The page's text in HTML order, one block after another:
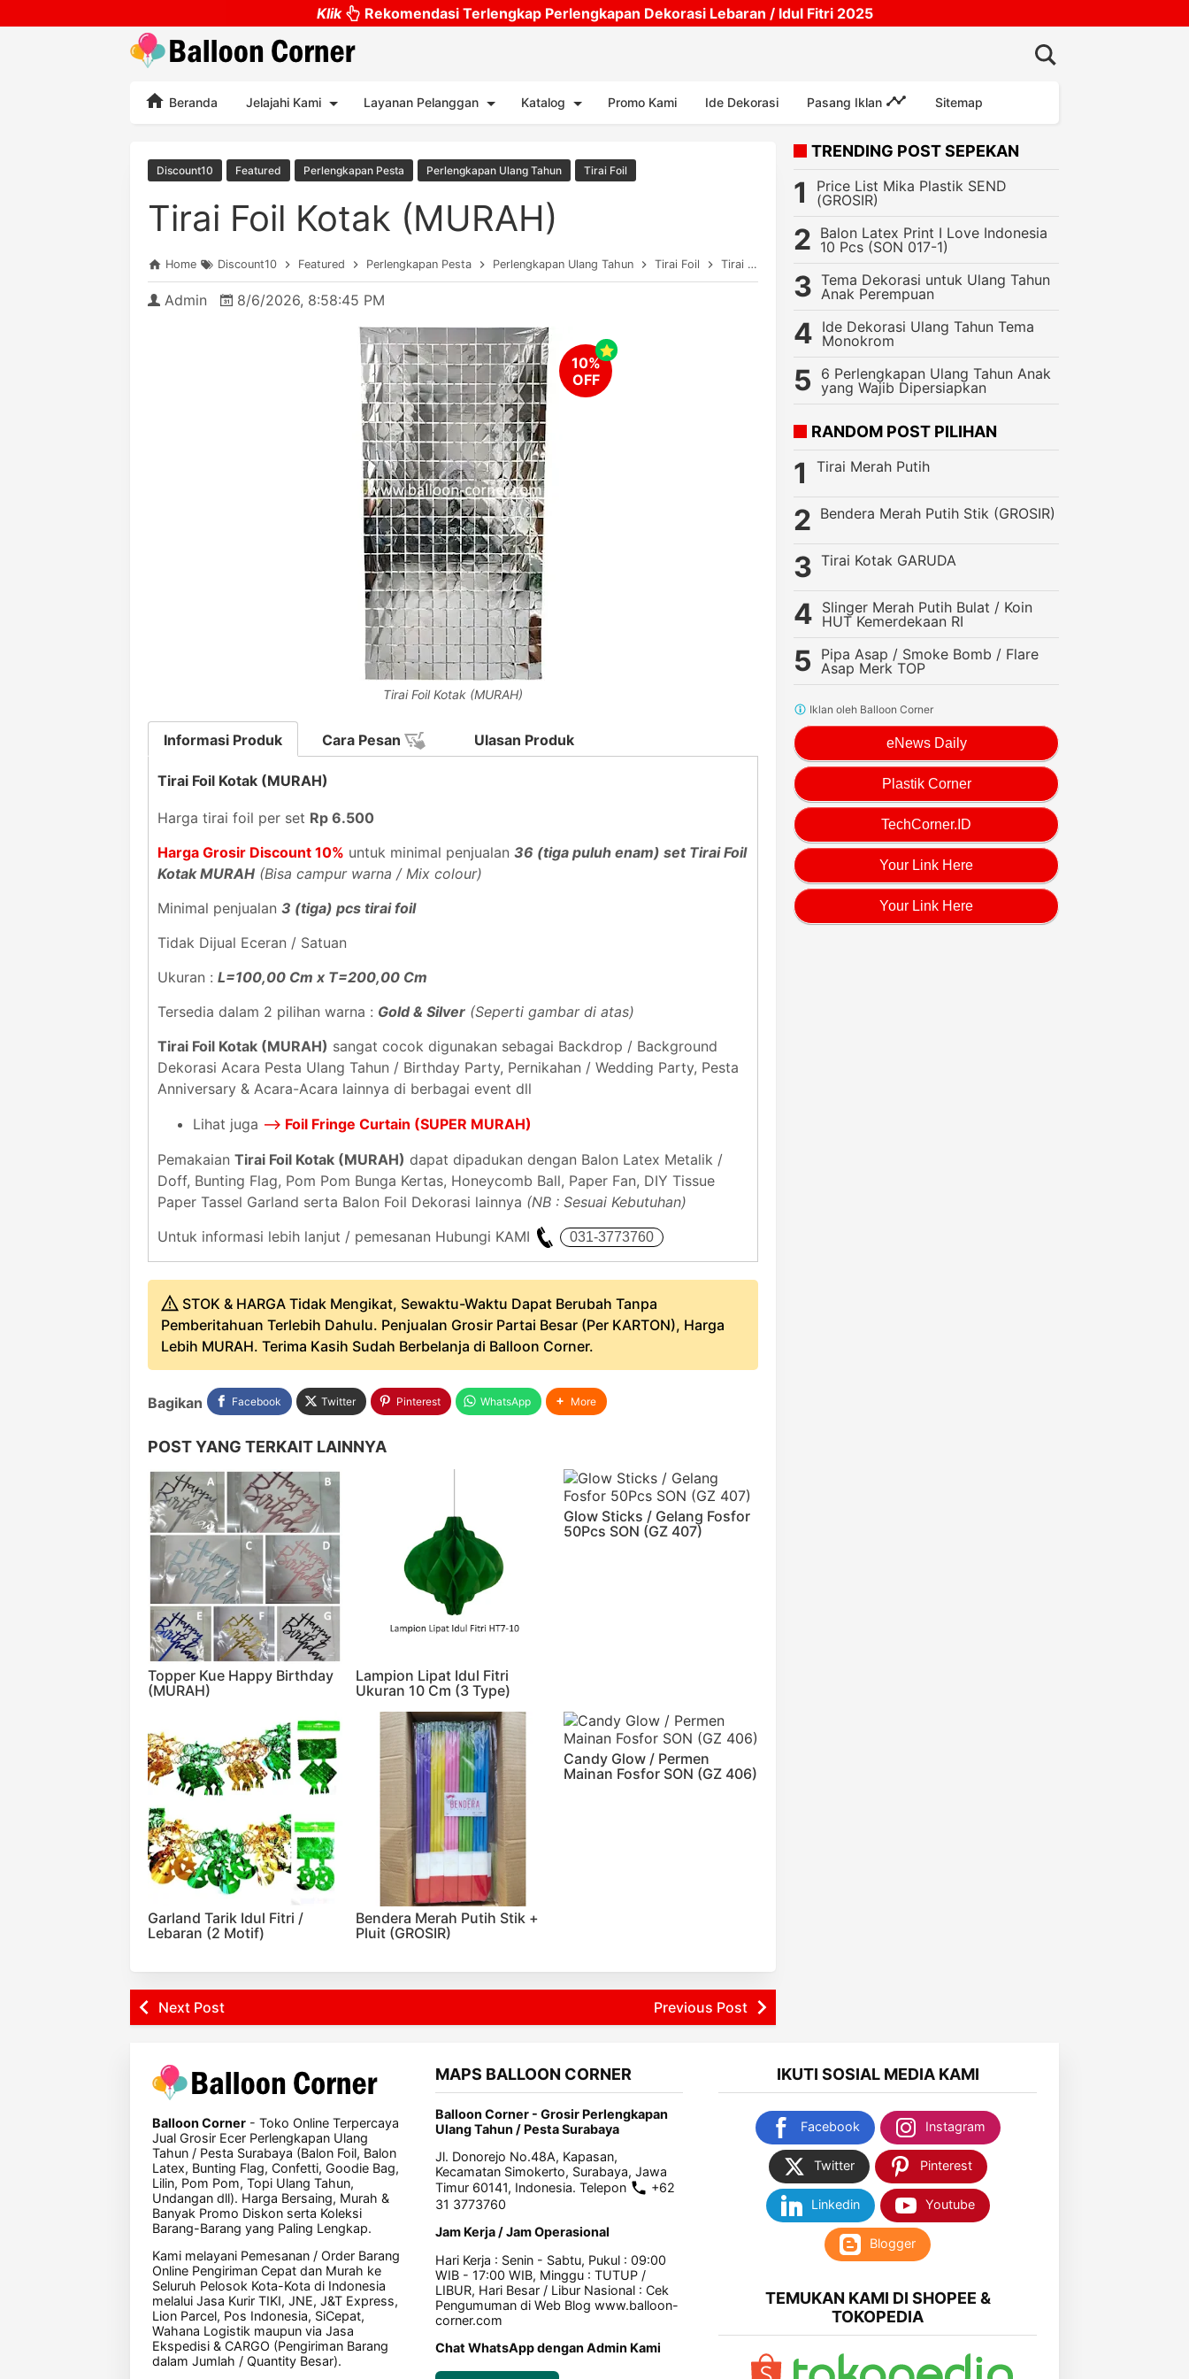
Skip to main content
Klik Rekomendasi Terlengkap Perlengkapan Dekorasi Lebaran / Idul Fitri 2025
Beranda Jelajahi Kami Layanan Pelanggan Katalog Promo Kami Ide Dekorasi Pasang Iklan Sitemap
Discount10 Featured Perlengkapan Pesta Perlengkapan Ulang Tahun Tirai Foil
Tirai Foil Kotak (MURAH)
Home Discount10 Featured Perlengkapan Pesta Perlengkapan Ulang Tahun Tirai Foil Tirai Foil Kotak (MURAH)
Admin 8/6/2026, 8:58:45 PM
Tirai Foil Kotak (MURAH)
Informasi Produk
Tirai Foil Kotak (MURAH)
Harga tirai foil per set Rp 6.500
Harga Grosir Discount 10% untuk minimal penjualan 36 (tiga puluh enam) set Tirai Foil
Kotak MURAH (Bisa campur warna / Mix colour)
Minimal penjualan 3 (tiga) pcs tirai foil
Tidak Dijual Eceran / Satuan
Ukuran : L=100,00 Cm x T=200,00 Cm
Tersedia dalam 2 pilihan warna : Gold & Silver (Seperti gambar di atas)
Tirai Foil Kotak (MURAH) sangat cocok digunakan sebagai Backdrop / Background
Dekorasi Acara Pesta Ulang Tahun / Birthday Party, Pernikahan / Wedding Party, Pesta
Anniversary & Acara-Acara lainnya di berbagai event dll
Lihat juga --> Foil Fringe Curtain (SUPER MURAH)
Pemakaian Tirai Foil Kotak (MURAH) dapat dipadukan dengan Balon Latex Metalik /
Doff, Bunting Flag, Pom Pom Bunga Kertas, Honeycomb Ball, Paper Fan, DIY Tissue
Paper Tassel Garland serta Balon Foil Dekorasi lainnya (NB : Sesuai Kebutuhan)
Untuk informasi lebih lanjut / pemesanan Hubungi KAMI
Cara Pesan Ulasan Produk
STOK & HARGA Tidak Mengikat, Sewaktu-Waktu Dapat Berubah Tanpa
Pemberitahuan Terlebih Dahulu. Penjualan Grosir Partai Besar (Per KARTON), Harga
Lebih MURAH. Terima Kasih Sudah Berbelanja di Balloon Corner.
Bagikan Facebook Twitter Pinterest WhatsApp More
POST YANG TERKAIT LAINNYA
Topper Kue Happy Birthday
(MURAH)
Lampion Lipat Idul Fitri
Ukuran 10 Cm (3 Type)
Glow Sticks / Gelang Fosfor
50Pcs SON (GZ 407)
Garland Tarik Idul Fitri /
Lebaran (2 Motif)
Bendera Merah Putih Stik +
Pluit (GROSIR)
Candy Glow / Permen
Mainan Fosfor SON (GZ 406)
Next Post Previous Post
TRENDING POST SEPEKAN
Price List Mika Plastik SEND
(GROSIR)
Balon Latex Print I Love Indonesia
10 Pcs (SON 017-1)
Tema Dekorasi untuk Ulang Tahun
Anak Perempuan
Ide Dekorasi Ulang Tahun Tema
Monokrom
6 Perlengkapan Ulang Tahun Anak
yang Wajib Dipersiapkan
RANDOM POST PILIHAN
Tirai Merah Putih
Bendera Merah Putih Stik (GROSIR)
Tirai Kotak GARUDA
Slinger Merah Putih Bulat / Koin
HUT Kemerdekaan RI
Pipa Asap / Smoke Bomb / Flare
Asap Merk TOP
eNews Daily
Plastik Corner
TechCorner.ID
Your Link Here
Your Link Here
Iklan oleh Balloon Corner
Balloon Corner - Toko Online Terpercaya
Jual Grosir Ecer Perlengkapan Ulang
Tahun / Pesta Surabaya (Balon Foil, Balon
Latex, Bunting Flag, Confetti, Goodie Bag,
Lilin, Pom Pom, Topi Ulang Tahun,
Undangan dll). Harga Bersaing, Murah &
Banyak Promo Diskon serta Koleksi
Barang-Barang yang Paling Lengkap.
Kami melayani Pemesanan / Order Barang
Online Pengiriman Cepat dan Murah ke
Seluruh Pelosok Kota-Kota di Indonesia
melalui Jasa Kurir TIKI, JNE, J&T Express,
Lion Parcel, Pos Indonesia, SiCepat,
Wahana Logistik maupun via Jasa
Ekspedisi & CARGO (Pengiriman Barang
dalam Jumlah / Quantity Besar).
MAPS BALLOON CORNER
Balloon Corner - Grosir Perlengkapan
Ulang Tahun / Pesta Surabaya
Jl. Donorejo No.48A, Kapasan,
Kecamatan Simokerto, Surabaya, Jawa
Timur 60141, Indonesia. Telepon
+62
31 3773760
Jam Kerja / Jam Operasional
Hari Kerja : Senin - Sabtu, Pukul : 09:00
WIB - 17:00 WIB, Minggu : TUTUP /
LIBUR, Hari Besar / Libur Nasional : Cek
Pengumuman di Web Blog www.balloon-
corner.com
Chat WhatsApp dengan Admin Kami
IKUTI SOSIAL MEDIA KAMI
Facebook Instagram
Twitter Pinterest
Linkedin Youtube
Blogger
TEMUKAN KAMI DI SHOPEE &
TOKOPEDIA